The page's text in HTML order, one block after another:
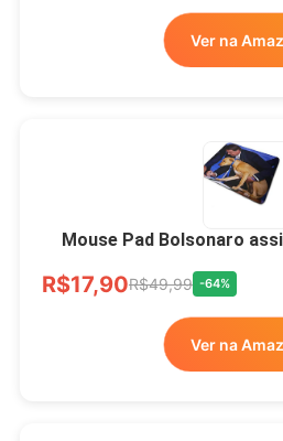
Ver na
Mouse Pad Bolsonaro
R$17,90R$49,99 -64%
Ver na